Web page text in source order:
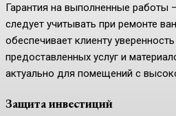
Гарантия на выполненные работы
следует учитывать при ремонте
обеспечивает клиенту
предоставленных услуг и
актуально для помещений с
Защита инвестиций